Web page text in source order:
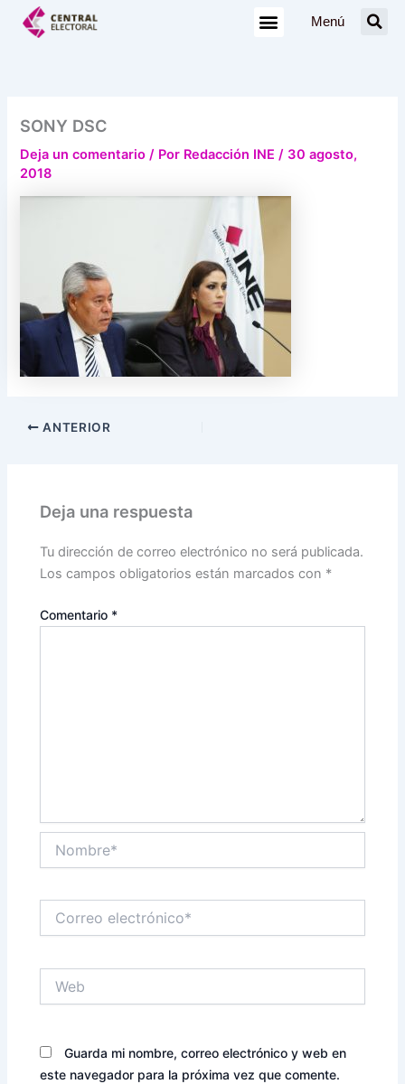
Menú
SONY DSC
Deja un comentario / Por Redacción INE/ 30 agosto,
2018
ANTERIOR
Deja una respuesta
Tu dirección de correo electrónico no será publicada.
Los campos obligatorios están marcados con *
Comentario *
electrónico*
Guarda mi nombre, correo electrónico y web en
este navegador para la próxima vez que comente.